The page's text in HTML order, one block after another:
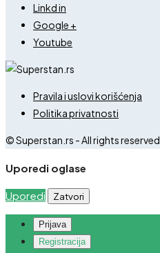
Linkd in
Google +
Youtube
Pravila i uslovi korišćenja
Politika privatnosti
© Superstan.rs - All rights reserved
Uporedi oglase
Uporedi Zatvori
Prijava
Registracija